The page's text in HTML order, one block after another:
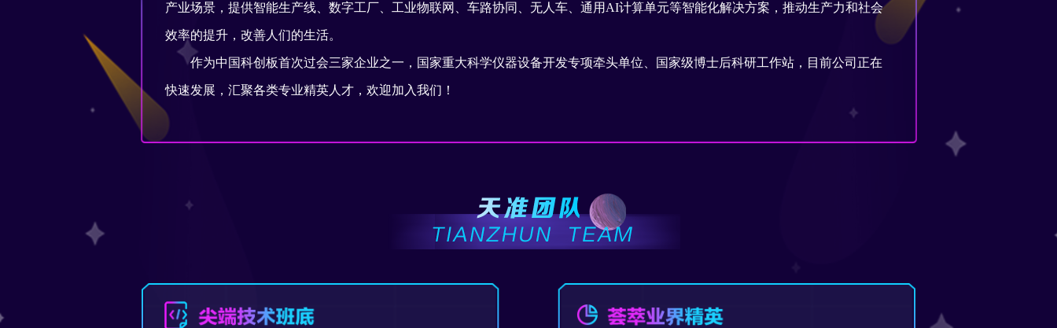
产业场景，提供智能生产线、数字工厂、工业物联网、车路协同、无人车、通用AI计算单元等智能化解决方案，推动生产力和社会
效率的提升，改善人们的生活。
作为中国科创板首次过会三家企业之一，国家重大科学仪器设备开发专项牵头单位、国家级博士后科研工作站，目前公司正在
快速发展，汇聚各类专业精英人才，欢迎加入我们！